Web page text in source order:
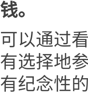
钱。
可以通过
有选择地
有纪念性